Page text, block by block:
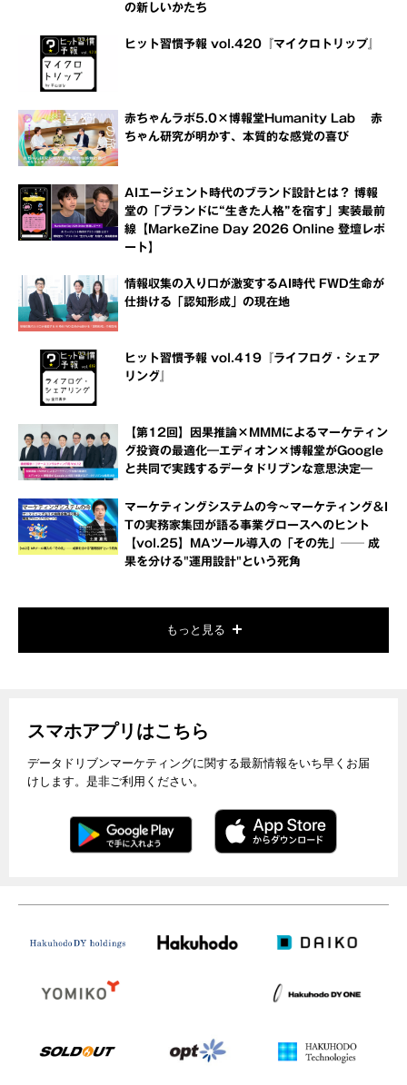
の新しいかたち
ヒット習慣予報 vol.420『マイクロトリップ』
赤ちゃんラボ5.0×博報堂Humanity Lab 赤
ちゃん研究が明かす、本質的な感覚の喜び
AIエージェント時代のブランド設計とは？ 博報
堂の「ブランドに“生きた人格”を宿す」実装最前
線【MarkeZine Day 2026 Online 登壇レポ
ート】
情報収集の入り口が激変するAI時代 FWD生命が
仕掛ける「認知形成」の現在地
ヒット習慣予報 vol.419『ライフログ・シェア
リング』
【第12回】因果推論×MMMによるマーケティン
グ投資の最適化―エディオン×博報堂がGoogle
と共同で実践するデータドリブンな意思決定―
マーケティングシステムの今～マーケティング＆I
Tの実務家集団が語る事業グロースへのヒント
【vol.25】MAツール導入の「その先」── 成
果を分ける"運用設計"という死角
もっと見る
スマホアプリはこちら
データドリブンマーケティングに関する最新情報をいち早くお届
けします。是非ご利用ください。